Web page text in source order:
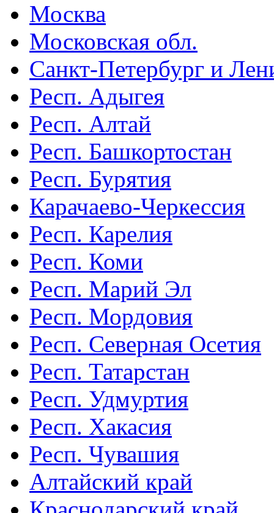
Москва
Московская обл.
Санкт-Петербург и
Респ. Адыгея
Респ. Алтай
Респ. Башкортостан
Респ. Бурятия
Карачаево-Черкессия
Респ. Карелия
Респ. Коми
Респ. Марий Эл
Респ. Мордовия
Респ. Северная Осетия
Респ. Татарстан
Респ. Удмуртия
Респ. Хакасия
Респ. Чувашия
Алтайский край